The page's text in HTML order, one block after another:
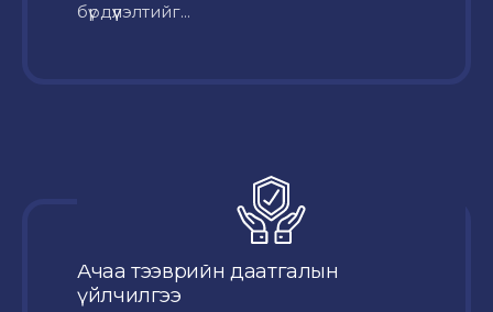
бүрдүүлэлтийг...
Ачаа тээврийн даатгалын
үйлчилгээ